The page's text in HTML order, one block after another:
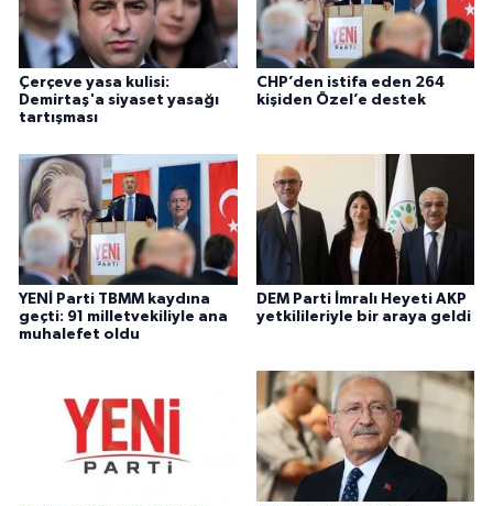
Çerçeve yasa kulisi:
Demirtaş'a siyaset yasağı
tartışması
CHP’den istifa eden 264
kişiden Özel’e destek
YENİ Parti TBMM kaydına
geçti: 91 milletvekiliyle ana
muhalefet oldu
DEM Parti İmralı Heyeti AKP
yetkilileriyle bir araya geldi